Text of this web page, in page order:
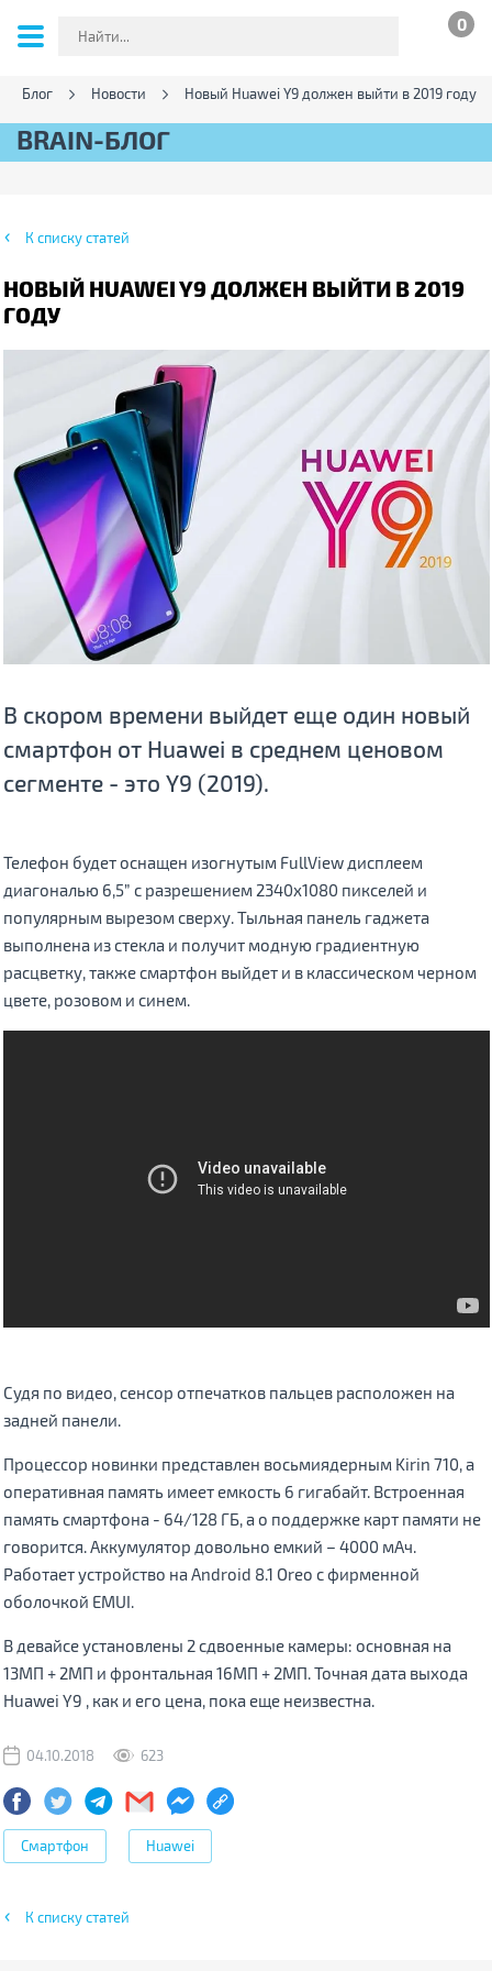
0
Блог Новости Новый Huawei Y9 должен выйти в 2019 году
BRAIN-БЛОГ
К списку статей
НОВЫЙ HUAWEI Y9 ДОЛЖЕН ВЫЙТИ В 2019
ГОДУ
В скором времени выйдет еще один новый
смартфон от Huawei в среднем ценовом
сегменте - это Y9 (2019).
Телефон будет оснащен изогнутым FullView дисплеем
диагональю 6,5” с разрешением 2340х1080 пикселей и
популярным вырезом сверху. Тыльная панель гаджета
выполнена из стекла и получит модную градиентную
расцветку, также смартфон выйдет и в классическом черном
цвете, розовом и синем.
Судя по видео, сенсор отпечатков пальцев расположен на
задней панели.
Процессор новинки представлен восьмиядерным Kirin 710, а
оперативная память имеет емкость 6 гигабайт. Встроенная
память смартфона - 64/128 ГБ, а о поддержке карт памяти не
говорится. Аккумулятор довольно емкий – 4000 мАч.
Работает устройство на Android 8.1 Oreo с фирменной
оболочкой EMUI.
В девайсе установлены 2 сдвоенные камеры: основная на
13МП + 2МП и фронтальная 16МП + 2МП. Точная дата выхода
Huawei Y9 , как и его цена, пока еще неизвестна.
04.10.2018 623
Смартфон Huawei
К списку статей